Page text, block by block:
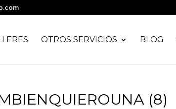
OTROS SERVICIOS BLOG
(8)